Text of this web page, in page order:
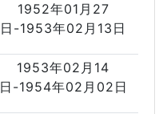
1952年01月27
日-1953年02月13日
1953年02月14
日-1954年02月02日